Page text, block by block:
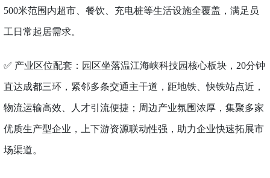
500米范围内超市、餐饮、充电桩等生活设施全覆盖，满足员
工日常起居需求。
✅ 产业区位配套：园区坐落温江海峡科技园核心板块，20分钟
直达成都三环，紧邻多条交通主干道，距地铁、快铁站点近，
物流运输高效、人才引流便捷；周边产业氛围浓厚，集聚多家
优质生产型企业，上下游资源联动性强，助力企业快速拓展市
场渠道。